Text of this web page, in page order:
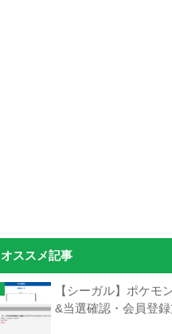
オススメ記事
【シーガル】ポケモ
&当選確認・会員登